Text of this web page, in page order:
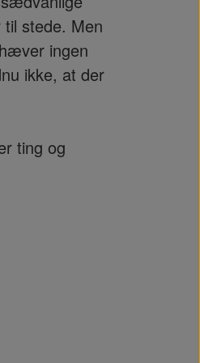
stede. Men
ingen
ikke, at der
ting og